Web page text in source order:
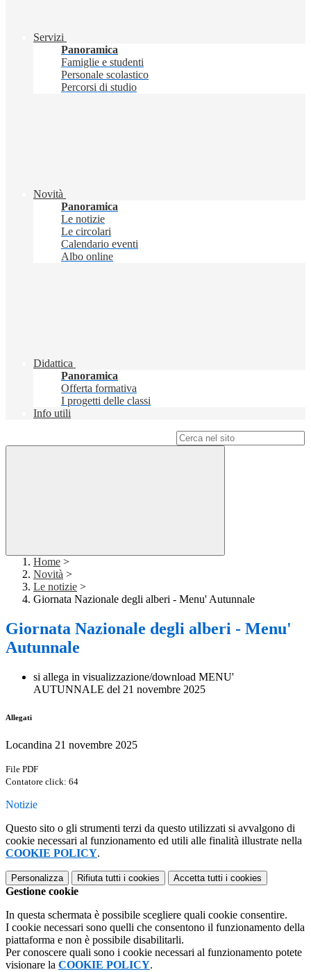
Servizi
Panoramica
Famiglie e studenti
Personale scolastico
Percorsi di studio
Novità
Panoramica
Le notizie
Le circolari
Calendario eventi
Albo online
Didattica
Panoramica
Offerta formativa
I progetti delle classi
Info utili
Home >
Novità >
Le notizie >
Giornata Nazionale degli alberi - Menu' Autunnale
Giornata Nazionale degli alberi - Menu'
Autunnale
si allega in visualizzazione/download MENU'
AUTUNNALE del 21 novembre 2025
Allegati
Locandina 21 novembre 2025
File PDF
Contatore click: 64
Notizie
Questo sito o gli strumenti terzi da questo utilizzati si avvalgono di
cookie necessari al funzionamento ed utili alle finalità illustrate nella
COOKIE POLICY.
Personalizza Rifiuta tutti i cookies Accetta tutti i cookies
Gestione cookie
In questa schermata è possibile scegliere quali cookie consentire.
I cookie necessari sono quelli che consentono il funzionamento della
piattaforma e non è possibile disabilitarli.
Per conoscere quali sono i cookie necessari al funzionamento potete
visionare la COOKIE POLICY.